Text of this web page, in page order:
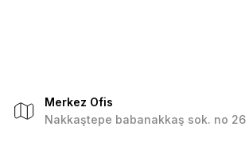
Merkez Ofis
Nakkaştepe babanakkaş sok. no 26